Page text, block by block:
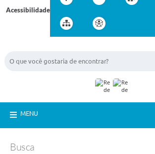
Acessibilidade
MENU
Busca